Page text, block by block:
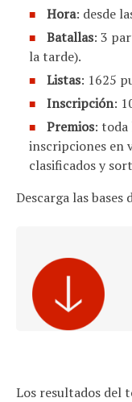
Hora: desde
Batallas: 3
la tarde).
Listas: 1625
Inscripción:
Premios: toda
inscripciones en
clasificados y
Descarga las
Los resultados del